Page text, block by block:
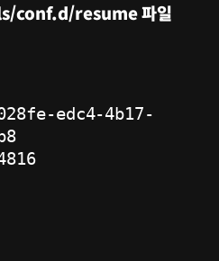
conf.d/resume 파일
edc4-4b17-